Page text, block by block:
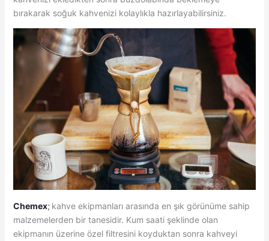
bırakarak soğuk kahvenizi kolaylıkla hazırlayabilirsiniz.
Chemex; kahve ekipmanları arasında en şık görünüme sahip
malzemelerden bir tanesidir. Kum saati şeklinde olan
ekipmanın üzerine özel filtresini koyduktan sonra kahveyi